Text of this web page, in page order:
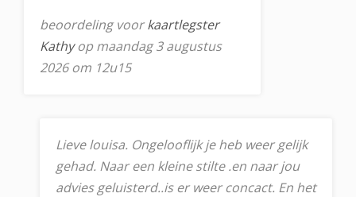
beoordeling voorkaartlegster
Kathyop maandag 3 augustus
2026 om 12u15
Lieve louisa. Ongelooflijk je heb weer gelijk
gehad. Naar een kleine stilte .en naar jou
advies geluisterd..is er weer concact. En het